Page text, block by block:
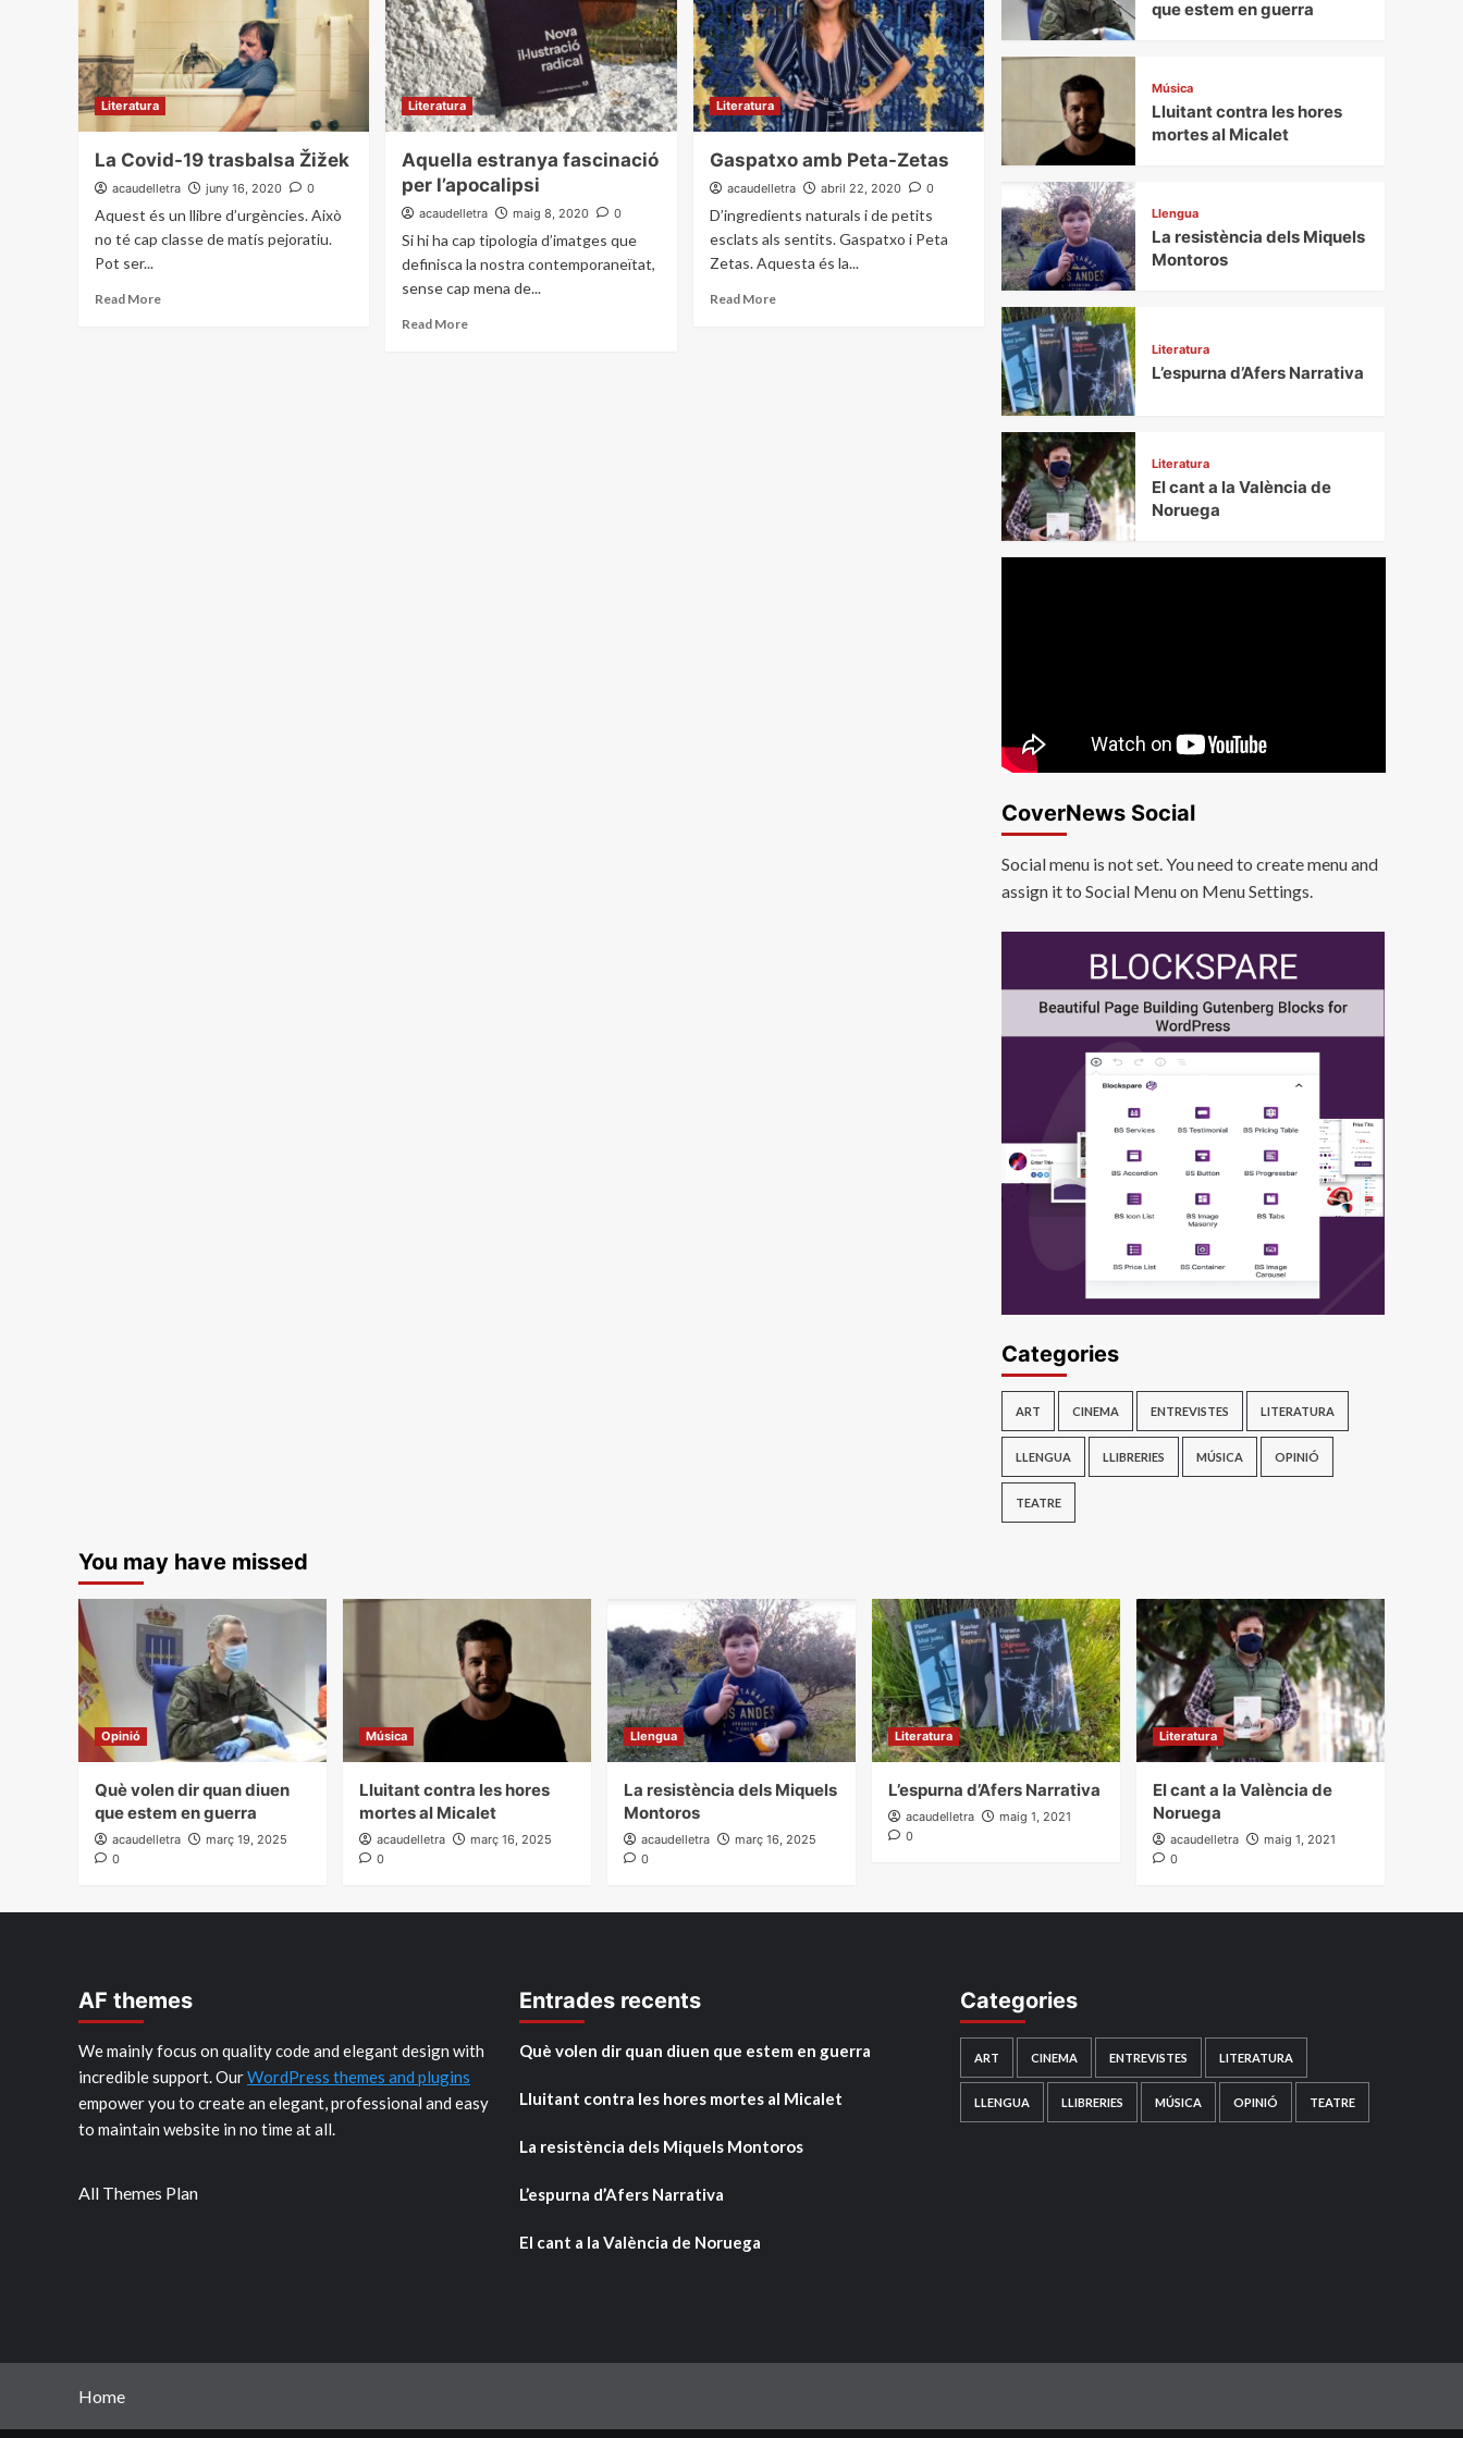
Literatura
La Covid-19 trasbalsa Žižek
acaudelletra juny 16, 2020 0
Aquest és un llibre d’urgències. Això
no té cap classe de matís pejoratiu.
Pot ser...
Read More
Literatura
Aquella estranya fascinació
per l’apocalipsi
acaudelletra maig 8, 2020 0
Si hi ha cap tipologia d’imatges que
definisca la nostra contemporaneïtat,
sense cap mena de...
Read More
Literatura
Gaspatxo amb Peta-Zetas
acaudelletra abril 22, 2020 0
D’ingredients naturals i de petits
esclats als sentits. Gaspatxo i Peta
Zetas. Aquesta és la...
Read More
que estem en guerra
Música
Lluitant contra les hores
mortes al Micalet
Llengua
La resistència dels Miquels
Montoros
Literatura
L’espurna d’Afers Narrativa
Literatura
El cant a la València de
Noruega
CoverNews Social
Social menu is not set. You need to create menu and
assign it to Social Menu on Menu Settings.
Categories
ART CINEMA ENTREVISTES LITERATURA
LLENGUA LLIBRERIES MÚSICA OPINIÓ
TEATRE
You may have missed
Opinió
Què volen dir quan diuen
que estem en guerra
acaudelletra
març 19, 2025
0
Música
Lluitant contra les hores
mortes al Micalet
acaudelletra
març 16, 2025
0
Llengua
La resistència dels Miquels
Montoros
acaudelletra
març 16, 2025
0
Literatura
L’espurna d’Afers Narrativa
acaudelletra
maig 1, 2021
0
Literatura
El cant a la València de
Noruega
acaudelletra
maig 1, 2021
0
AF themes
We mainly focus on quality code and elegant design with
incredible support. OurWordPress themes and plugins
empower you to create an elegant, professional and easy
to maintain website in no time at all.
All Themes Plan
Entrades recents
Què volen dir quan diuen que estem en guerra
Lluitant contra les hores mortes al Micalet
La resistència dels Miquels Montoros
L’espurna d’Afers Narrativa
El cant a la València de Noruega
Categories
ART CINEMA ENTREVISTES LITERATURA
LLENGUA LLIBRERIES MÚSICA OPINIÓ TEATRE
Home